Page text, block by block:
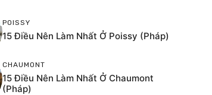
POISSY
15 Điều Nên Làm Nhất Ở Poissy (Pháp)
CHAUMONT
15 Điều Nên Làm Nhất Ở Chaumont
(Pháp)